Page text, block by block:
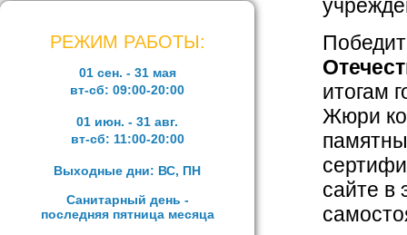
РЕЖИМ РАБОТЫ:
01 сен. - 31 мая
вт-сб: 09:00-20:00
01 июн. - 31 авг.
вт-сб: 11:00-20:00
Выходные дни: ВС, ПН
Санитарный день -
последняя пятница месяца
итогам
Жюри
сайте в